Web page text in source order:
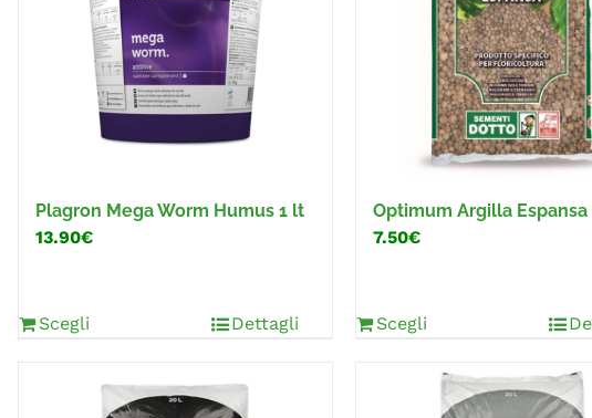
Plagron Mega Worm Humus 1 lt
13.90€
Scegli Dettagli
Optimum Argilla Espansa
7.50€
Scegli